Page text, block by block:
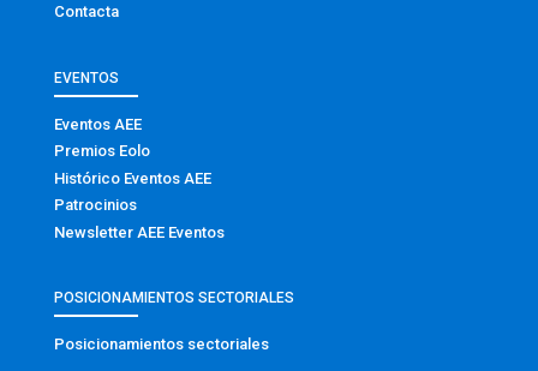
Contacta
EVENTOS
Eventos AEE
Premios Eolo
Histórico Eventos AEE
Patrocinios
Newsletter AEE Eventos
POSICIONAMIENTOS SECTORIALES
Posicionamientos sectoriales